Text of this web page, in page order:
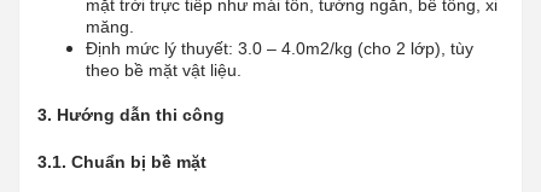
mặt trời trực tiếp như mái tôn, tường ngăn, bê tông, xi
măng.
Định mức lý thuyết: 3.0 – 4.0m2/kg (cho 2 lớp), tùy
theo bề mặt vật liệu.
3. Hướng dẫn thi công
3.1. Chuẩn bị bề mặt